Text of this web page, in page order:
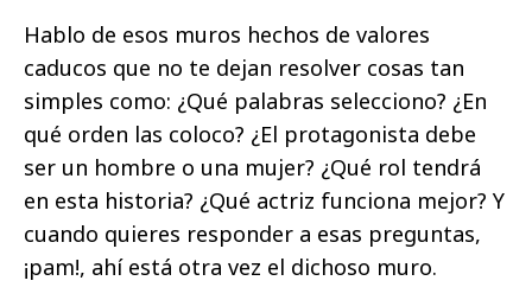
Hablo de esos muros hechos de valores
caducos que no te dejan resolver cosas tan
simples como: ¿Qué palabras selecciono? ¿En
qué orden las coloco? ¿El protagonista debe
ser un hombre o una mujer? ¿Qué rol tendrá
en esta historia? ¿Qué actriz funciona mejor? Y
cuando quieres responder a esas preguntas,
¡pam!, ahí está otra vez el dichoso muro.